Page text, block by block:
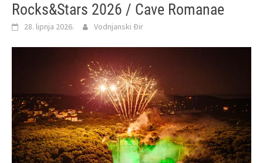
Rocks&Stars 2026 / Cave Romanae
28. lipnja 2026. Vodnjanski Đir